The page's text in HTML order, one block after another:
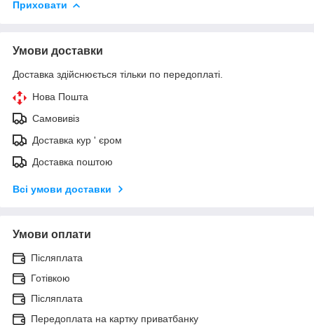
Приховати
Умови доставки
Доставка здійснюється тільки по передоплаті.
Нова Пошта
Самовивіз
Доставка кур ' єром
Доставка поштою
Всі умови доставки
Умови оплати
Післяплата
Готівкою
Післяплата
Передоплата на картку приватбанку